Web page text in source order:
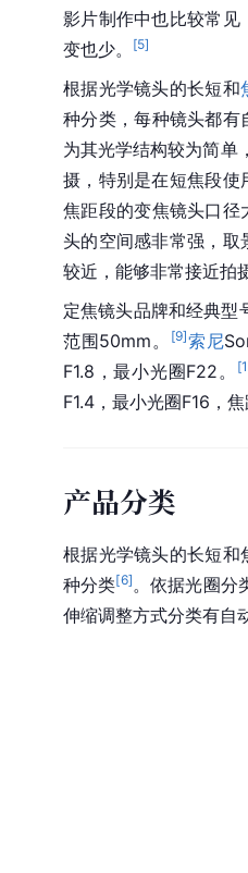
影片制作中也比较常见
变也少。
[5]
根据光学镜头的长短和
种分类，每种镜头都有
为其光学结构较为简单
摄，特别是在短焦段使
焦距段的变焦镜头口
头的空间感非常强，取
较近，能够非常接近拍
定焦镜头品牌和经典
范围50mm。
[9]索尼
F1.8，最小光圈F22。
[
F1.4，最小光圈F16，
产品分类
根据光学镜头的长短和
种分类[6] 。依据光圈分
伸缩调整方式分类有自